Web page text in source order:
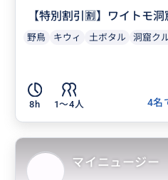
【特別割引🈹】ワイトモ
野鳥 キウィ 土ボタル 洞窟ク
8h 1〜4人
4名
マイニュージー